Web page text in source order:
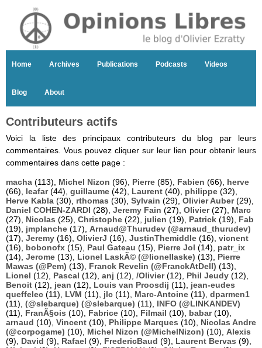
Home Archives Publications Podcasts Videos
Blog About
Contributeurs actifs
Voici la liste des principaux contributeurs du blog par leurs
commentaires. Vous pouvez cliquer sur leur lien pour obtenir leurs
commentaires dans cette page :
macha (113), Michel Nizon (96), Pierre (85), Fabien (66), herve
(66), leafar(44), guillaume (42), Laurent (40), philippe (32),
Herve Kabla (30), rthomas (30), Sylvain (29), Olivier Auber(29),
Daniel COHEN-ZARDI (28), Jeremy Fain (27), Olivier(27), Marc
(27), Nicolas (25), Christophe (22), julien (19), Patrick (19), Fab
(19), jmplanche (17), Arnaud@Thurudev (@arnaud_thurudev)
(17), Jeremy (16), OlivierJ (16), JustinThemiddle (16), vicnent
(16), bobonofx (15), Paul Gateau (15), Pierre Jol (14), patr_ix
(14), Jerome (13), Lionel LaskÃ© (@lionellaske) (13), Pierre
Mawas (@Pem) (13), Franck Revelin (@FranckAtDell) (13),
Lionel (12), Pascal (12), anj (12), /Olivier(12), Phil Jeudy (12),
Benoit (12), jean (12), Louis van Proosdij (11), jean-eudes
queffelec (11), LVM (11), jlc (11), Marc-Antoine (11), dparmen1
(11), (@slebarque) (@slebarque) (11), INFO (@LINKANDEV)
(11), FranÃ§ois (10), Fabrice (10), Filmail (10), babar(10),
arnaud (10), Vincent (10), Philippe Marques (10), Nicolas Andre
(@corpogame) (10), Michel Nizon (@MichelNizon) (10), Alexis
(9), David (9), Rafael (9), FredericBaud (9), Laurent Bervas (9),